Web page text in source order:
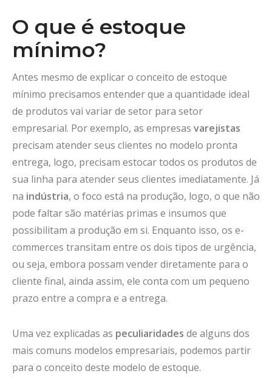
O que é estoque
mínimo?
Antes mesmo de explicar o conceito de estoque
mínimo precisamos entender que a quantidade ideal
de produtos vai variar de setor para setor
empresarial. Por exemplo, as empresas varejistas
precisam atender seus clientes no modelo pronta
entrega, logo, precisam estocar todos os produtos de
sua linha para atender seus clientes imediatamente. Já
na indústria, o foco está na produção, logo, o que não
pode faltar são matérias primas e insumos que
possibilitam a produção em si. Enquanto isso, os e-
commerces transitam entre os dois tipos de urgência,
ou seja, embora possam vender diretamente para o
cliente final, ainda assim, ele conta com um pequeno
prazo entre a compra e a entrega.
Uma vez explicadas as peculiaridades de alguns dos
mais comuns modelos empresariais, podemos partir
para o conceito deste modelo de estoque.